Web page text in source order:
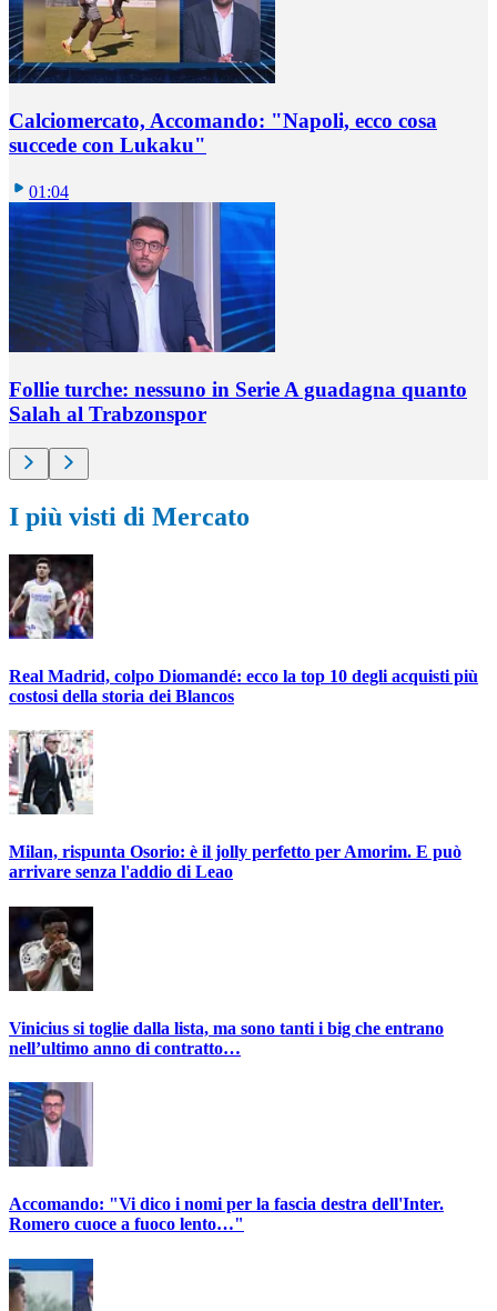
Calciomercato, Accomando: "Napoli, ecco cosa
succede con Lukaku"
01:04
Follie turche: nessuno in Serie A guadagna quanto
Salah al Trabzonspor
I più visti di Mercato
Real Madrid, colpo Diomandé: ecco la top 10 degli acquisti più
costosi della storia dei Blancos
Milan, rispunta Osorio: è il jolly perfetto per Amorim. E può
arrivare senza l'addio di Leao
Vinicius si toglie dalla lista, ma sono tanti i big che entrano
nell’ultimo anno di contratto…
Accomando: "Vi dico i nomi per la fascia destra dell'Inter.
Romero cuoce a fuoco lento…"